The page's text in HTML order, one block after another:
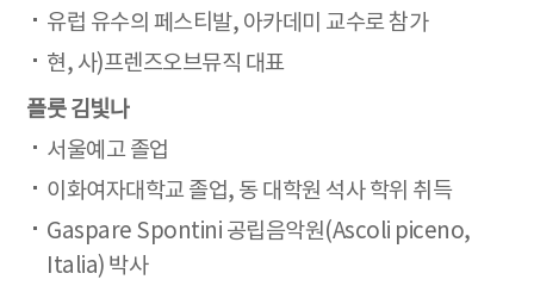
유럽 유수의 페스티발, 아카데미 교수로 참가
현, 사)프렌즈오브뮤직 대표
플룻 김빛나
서울예고 졸업
이화여자대학교 졸업, 동 대학원 석사 학위 취득
Gaspare Spontini 공립음악원(Ascoli piceno,
Italia) 박사